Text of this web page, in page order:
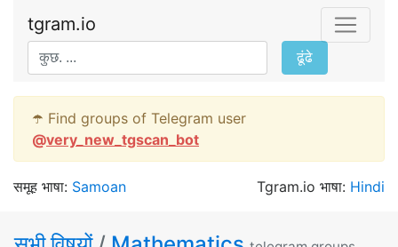
tgram.io
ढूंढे
☂️ Find groups of Telegram user
@very_new_tgscan_bot
समूह भाषा: Samoan Tgram.io भाषा: Hindi